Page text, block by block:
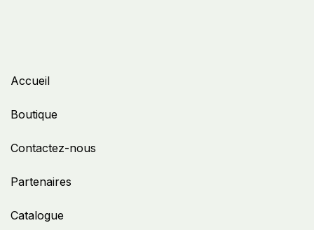
Accueil
Boutique
Contactez-nous
Partenaires
Catalogue